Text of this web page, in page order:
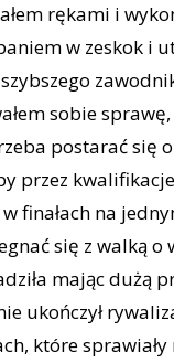
rękami i
w zeskok i
sobie
postarać się
przez
finałach na
się z walką o
mając dużą
ukończył
które